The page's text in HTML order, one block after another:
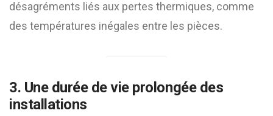
désagréments liés aux pertes thermiques, comme
des températures inégales entre les pièces.
3. Une durée de vie prolongée des
installations